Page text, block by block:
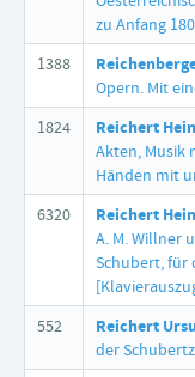
zu Anfang
1388
Opern. Mit
1824
Reichert
Akten, Musik
Händen mit
6320
Reichert
A. M. Willner
Schubert, für
552
Reichert
der